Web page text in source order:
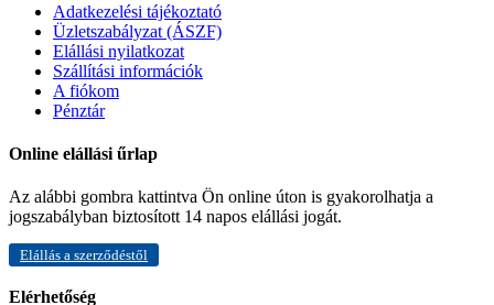
Adatkezelési tájékoztató
Üzletszabályzat (ÁSZF)
Elállási nyilatkozat
Szállítási információk
A fiókom
Pénztár
Online elállási űrlap
Az alábbi gombra kattintva Ön online úton is gyakorolhatja a
jogszabályban biztosított 14 napos elállási jogát.
Elállás a szerződéstől
Elérhetőség